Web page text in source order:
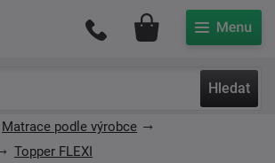
Hledat
Můj účet
Matrace podle výrobce
Topper FLEXI